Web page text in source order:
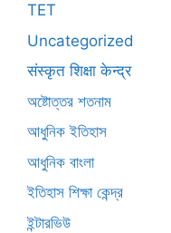
TET
Uncategorized
संस्कृत शिक्षा केन्द्र
অষ্টোত্তর শতনাম
আধুনিক ইতিহাস
আধুনিক বাংলা
ইতিহাস শিক্ষা কেন্দ্র
ইন্টারভিউ